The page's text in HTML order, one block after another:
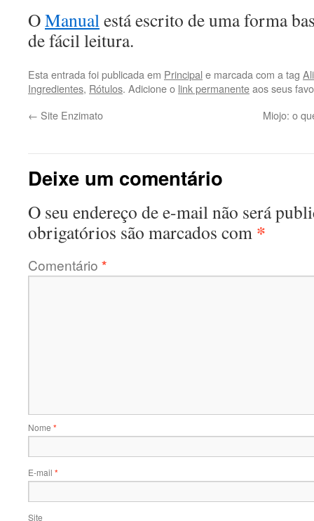
OManualestá escrito de uma forma
de fácil leitura.
Esta entrada foi publicada em Principal e marcada com a tag
Ingredientes, Rótulos. Adicione o link permanenteaos seus
← Site Enzimato Miojo: o
Deixe um comentário
O seu endereço de e-mail não será
obrigatórios são marcados com *
Comentário *
Nome *
E-mail *
Site